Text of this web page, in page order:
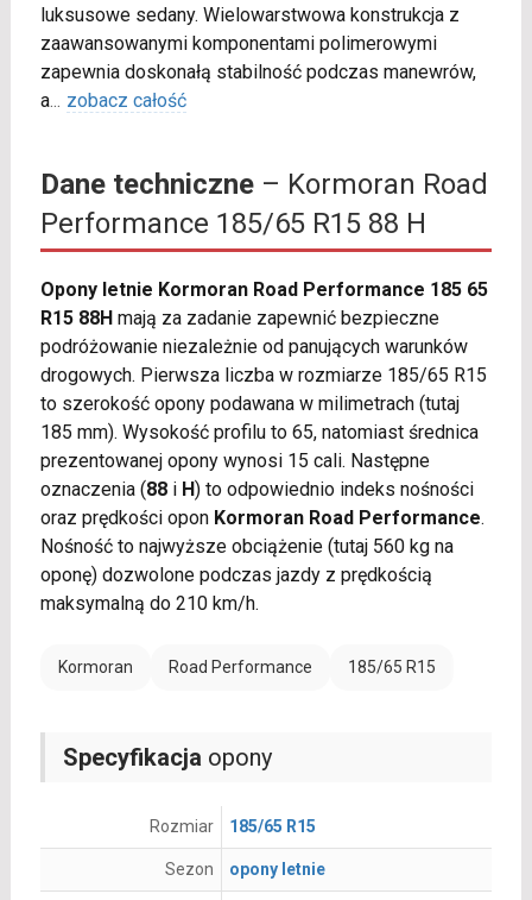
luksusowe sedany. Wielowarstwowa konstrukcja z
zaawansowanymi komponentami polimerowymi
zapewnia doskonałą stabilność podczas manewrów,
a... zobacz całość
Dane techniczne– Kormoran Road
Performance 185/65 R15 88 H
Opony letnie Kormoran Road Performance 185 65
R15 88Hmają za zadanie zapewnić bezpieczne
podróżowanie niezależnie od panujących warunków
drogowych. Pierwsza liczba w rozmiarze 185/65 R15
to szerokość opony podawana w milimetrach (tutaj
185 mm). Wysokość profilu to 65, natomiast średnica
prezentowanej opony wynosi 15 cali. Następne
oznaczenia (88i H) to odpowiednio indeks nośności
oraz prędkości opon Kormoran Road Performance.
Nośność to najwyższe obciążenie (tutaj 560 kg na
oponę) dozwolone podczas jazdy z prędkością
maksymalną do 210 km/h.
Kormoran Road Performance 185/65 R15
Specyfikacja opony
Rozmiar 185/65 R15
Sezon opony letnie